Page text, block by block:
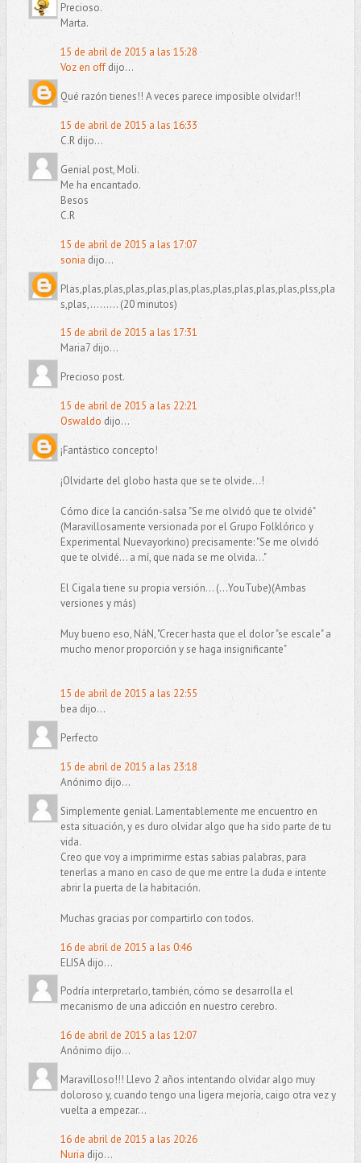
Precioso.
Marta.
15 de abril de 2015 a las 15:28
Voz en offdijo...
Qué razón tienes!! A veces parece imposible olvidar!!
15 de abril de 2015 a las 16:33
C.R dijo...
Genial post, Moli.
Me ha encantado.
Besos
C.R
15 de abril de 2015 a las 17:07
sonia dijo...
Plas,plas,plas,plas,plas,plas,plas,plas,plas,plas,plas,plss,pla
s,plas,......... (20 minutos)
15 de abril de 2015 a las 17:31
Maria7 dijo...
Precioso post.
15 de abril de 2015 a las 22:21
Oswaldo dijo...
¡Fantástico concepto!
¡Olvidarte del globo hasta que se te olvide...!
Cómo dice la canción-salsa "Se me olvidó que te olvidé"
(Maravillosamente versionada por el Grupo Folklórico y
Experimental Nuevayorkino) precisamente: "Se me olvidó
que te olvidé... a mí, que nada se me olvida..."
El Cigala tiene su propia versión... (...YouTube)(Ambas
versiones y más)
Muy bueno eso, NáN, "Crecer hasta que el dolor "se escale" a
mucho menor proporción y se haga insignificante"
15 de abril de 2015 a las 22:55
bea dijo...
Perfecto
15 de abril de 2015 a las 23:18
Anónimo dijo...
Simplemente genial. Lamentablemente me encuentro en
esta situación, y es duro olvidar algo que ha sido parte de tu
vida.
Creo que voy a imprimirme estas sabias palabras, para
tenerlas a mano en caso de que me entre la duda e intente
abrir la puerta de la habitación.
Muchas gracias por compartirlo con todos.
16 de abril de 2015 a las 0:46
ELISA dijo...
Podría interpretarlo, también, cómo se desarrolla el
mecanismo de una adicción en nuestro cerebro.
16 de abril de 2015 a las 12:07
Anónimo dijo...
Maravilloso!!! Llevo 2 años intentando olvidar algo muy
doloroso y, cuando tengo una ligera mejoría, caigo otra vez y
vuelta a empezar...
16 de abril de 2015 a las 20:26
Nuria dijo...